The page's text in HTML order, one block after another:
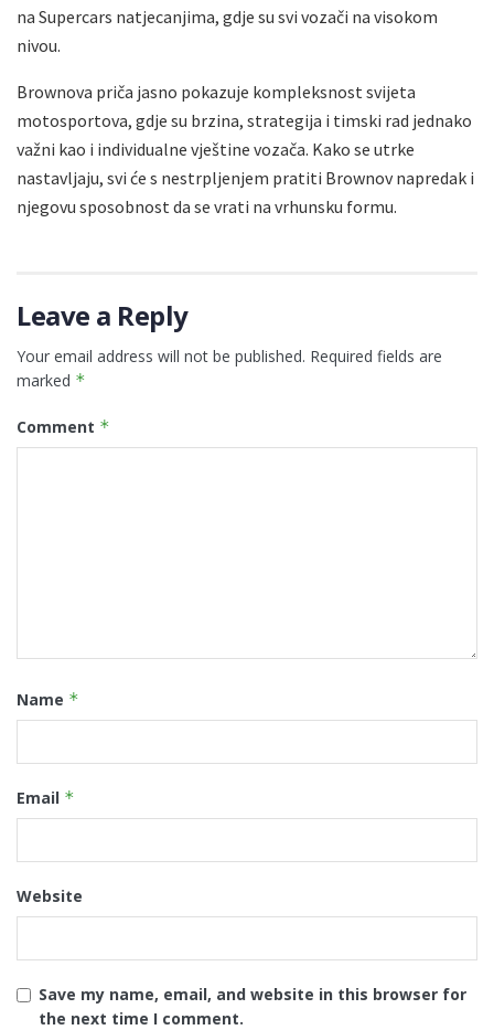
na Supercars natjecanjima, gdje su svi vozači na visokom
nivou.
Brownova priča jasno pokazuje kompleksnost svijeta
motosportova, gdje su brzina, strategija i timski rad jednako
važni kao i individualne vještine vozača. Kako se utrke
nastavljaju, svi će s nestrpljenjem pratiti Brownov napredak i
njegovu sposobnost da se vrati na vrhunsku formu.
Leave a Reply
Your email address will not be published. Required fields are
marked *
Comment *
Name *
Email *
Website
Save my name, email, and website in this browser for
the next time I comment.